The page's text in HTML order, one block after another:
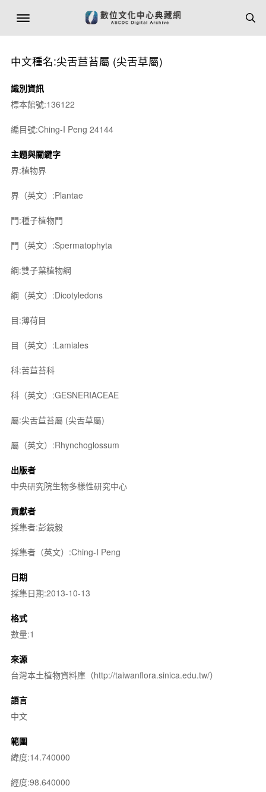
中文種名:尖舌苣苔屬 (尖舌草屬)
識別資訊
標本館號:136122
編目號:Ching-I Peng 24144
主題與關鍵字
界:植物界
界（英文）:Plantae
門:種子植物門
門（英文）:Spermatophyta
綱:雙子葉植物綱
綱（英文）:Dicotyledons
目:薄荷目
目（英文）:Lamiales
科:苦苣苔科
科（英文）:GESNERIACEAE
屬:尖舌苣苔屬 (尖舌草屬)
屬（英文）:Rhynchoglossum
出版者
中央研究院生物多樣性研究中心
貢獻者
採集者:彭鏡毅
採集者（英文）:Ching-I Peng
日期
採集日期:2013-10-13
格式
數量:1
來源
台灣本土植物資料庫（http://taiwanflora.sinica.edu.tw/）
語言
中文
範圍
緯度:14.740000
經度:98.640000